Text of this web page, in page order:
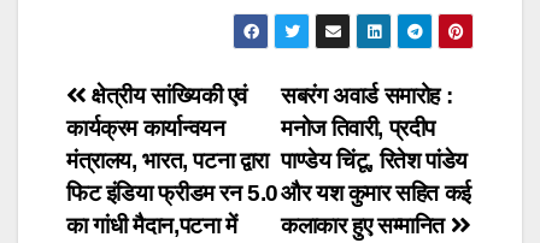
Post
navigation
सबरंग अवार्ड समारोह :
मनोज तिवारी, प्रदीप
पाण्डेय चिंटू, रितेश पांडेय
और यश कुमार सहित कई
कलाकार हुए सम्मानित
क्षेत्रीय सांख्यिकी एवं
कार्यक्रम कार्यान्वयन
मंत्रालय, भारत, पटना द्वारा
फिट इंडिया फ्रीडम रन 5.0
का गांधी मैदान,पटना में